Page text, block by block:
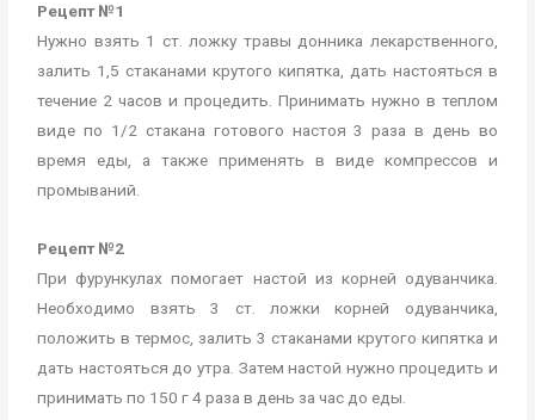
Рецепт №1
Нужно взять 1 ст. ложку травы донника лекарственного,
залить 1,5 стаканами крутого кипятка, дать настояться в
течение 2 часов и процедить. Принимать нужно в теплом
виде по 1/2 стакана готового настоя 3 раза в день во
время еды, а также применять в виде компрессов и
промываний.
Рецепт №2
При фурункулах помогает настой из корней одуванчика.
Необходимо взять 3 ст. ложки корней одуванчика,
положить в термос, залить 3 стаканами крутого кипятка и
дать настояться до утра. Затем настой нужно процедить и
принимать по 150 г 4 раза в день за час до еды.